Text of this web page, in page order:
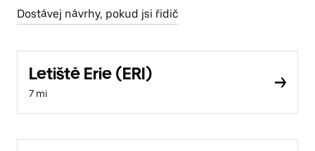
Dostávej návrhy, pokud jsi řidič
Letiště Erie (ERI)
7 mi